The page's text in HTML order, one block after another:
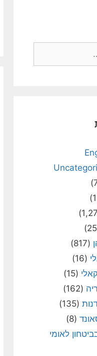
(817)
(16)
(15)
(162)
(135)
(8)
לאומי